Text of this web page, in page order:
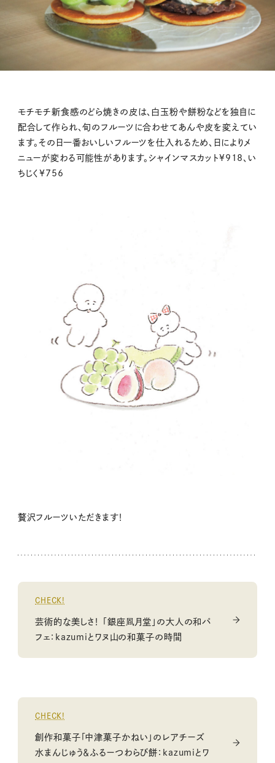
モチモチ新食感のどら焼きの皮は、白玉粉や餅粉などを独自に
配合して作られ、旬のフルーツに合わせてあんや皮を変えてい
ます。その日一番おいしいフルーツを仕入れるため、日によりメ
ニューが変わる可能性があります。シャインマスカット¥918、い
ちじく¥756
贅沢フルーツいただきます！
CHECK!
芸術的な美しさ！ 「銀座凮月堂」の大人の和パ
フェ：kazumiとワヌ山の和菓子の時間
CHECK!
創作和菓子「中津菓子かねい」のレアチーズ
水まんじゅう＆ふるーつわらび餅：kazumiとワ